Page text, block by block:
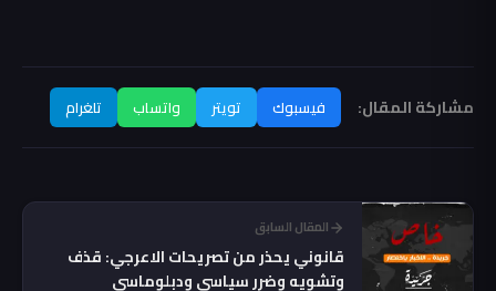
مشاركة المقال: فيسبوك تويتر واتساب تلغرام
المقال السابق
قانوني يحذر من تصريحات الاعرجي: قذف
وتشويه وضرر سياسي ودبلوماسي